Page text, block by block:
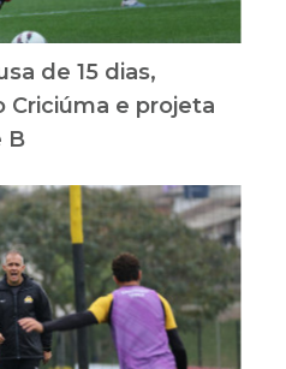
de 15 dias,
Criciúma e projeta
B